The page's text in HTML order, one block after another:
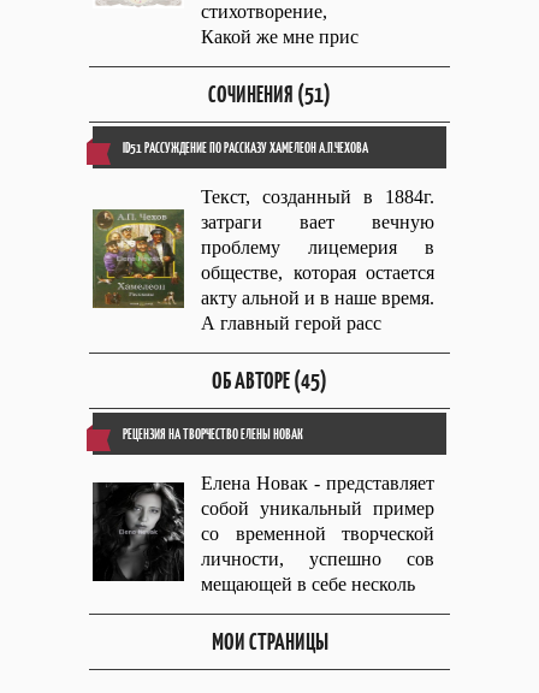
стихотворение,
Какой же мне прис
СОЧИНЕНИЯ (51)
ID51 РАССУЖДЕНИЕ ПО РАССКАЗУ ХАМЕЛЕОН А.П.ЧЕХОВА
Текст, созданный в 1884г.
затраги вает вечную
проблему лицемерия в
обществе, которая остается
акту альной и в наше время.
А главный герой расс
ОБ АВТОРЕ (45)
РЕЦЕНЗИЯ НА ТВОРЧЕСТВО ЕЛЕНЫ НОВАК
Елена Новак - представляет
собой уникальный пример
со временной творческой
личности, успешно сов
мещающей в себе несколь
МОИ СТРАНИЦЫ